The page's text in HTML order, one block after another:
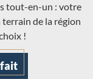
tout-en-un : votre
terrain de la région
!